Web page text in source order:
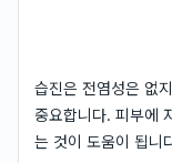
습진은 전염성은 없
중요합니다. 피부에
는 것이 도움이 됩니